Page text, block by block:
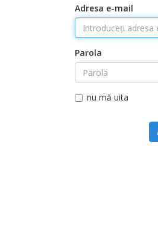
Adresa e-mail
Parola
nu mă uita